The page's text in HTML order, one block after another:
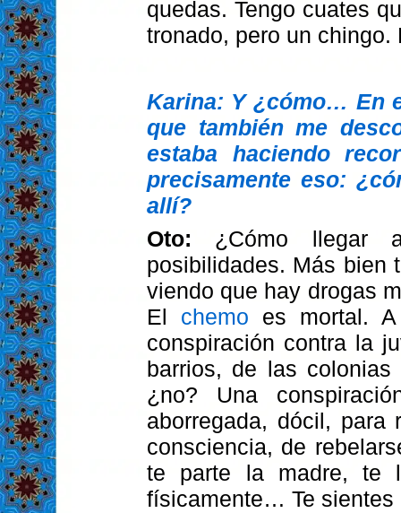
quedas. Tengo cuates
tronado, pero un
Karina: Y ¿cómo… En
que también me
estaba haciendo
precisamente eso:
allí?
Oto: ¿Cómo llegar
posibilidades. Más bien
viendo que hay drogas
El chemo es mortal.
conspiración contra la
barrios, de las
¿no? Una
aborregada, dócil, para
consciencia, de
te parte la madre, te
físicamente… Te sientes